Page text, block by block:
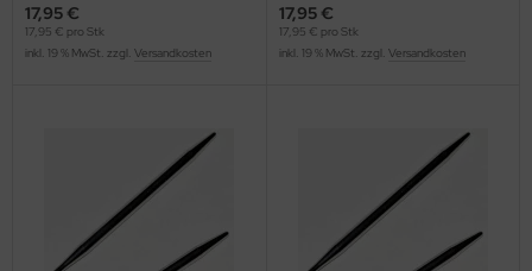
17,95 €
17,95 € pro Stk
inkl. 19 % MwSt. zzgl. Versandkosten
17,95 €
17,95 € pro Stk
inkl. 19 % MwSt. zzgl. Versandkosten